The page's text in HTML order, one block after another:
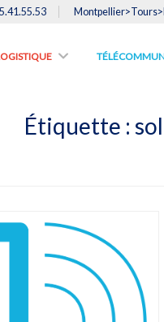
Étiquette :